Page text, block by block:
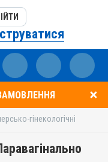
гінекологічні